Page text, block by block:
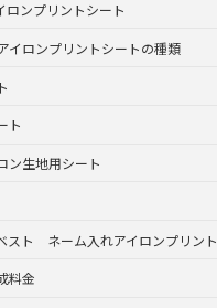
ロンプリントシート
イロンプリントシートの種類
ト
ン生地用シート
スト ネーム入れアイロンプリント
料金